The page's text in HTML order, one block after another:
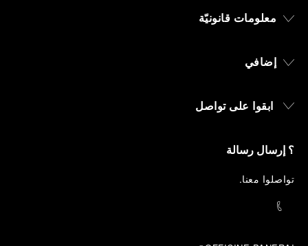
معلومات قانونيّة
إضافي
ابقوا على تواصل
؟ إرسال رسالة
تواصلوا معنا.